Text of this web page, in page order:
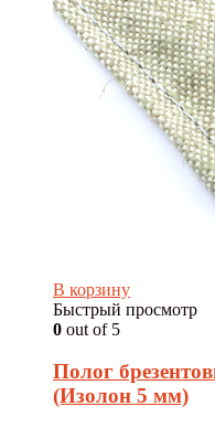
В корзину
Быстрый просмотр
0 out of 5
Полог
(Изолон 5 мм)